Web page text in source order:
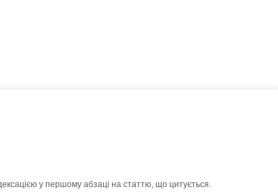
у першому абзаці на статтю, що цитується.